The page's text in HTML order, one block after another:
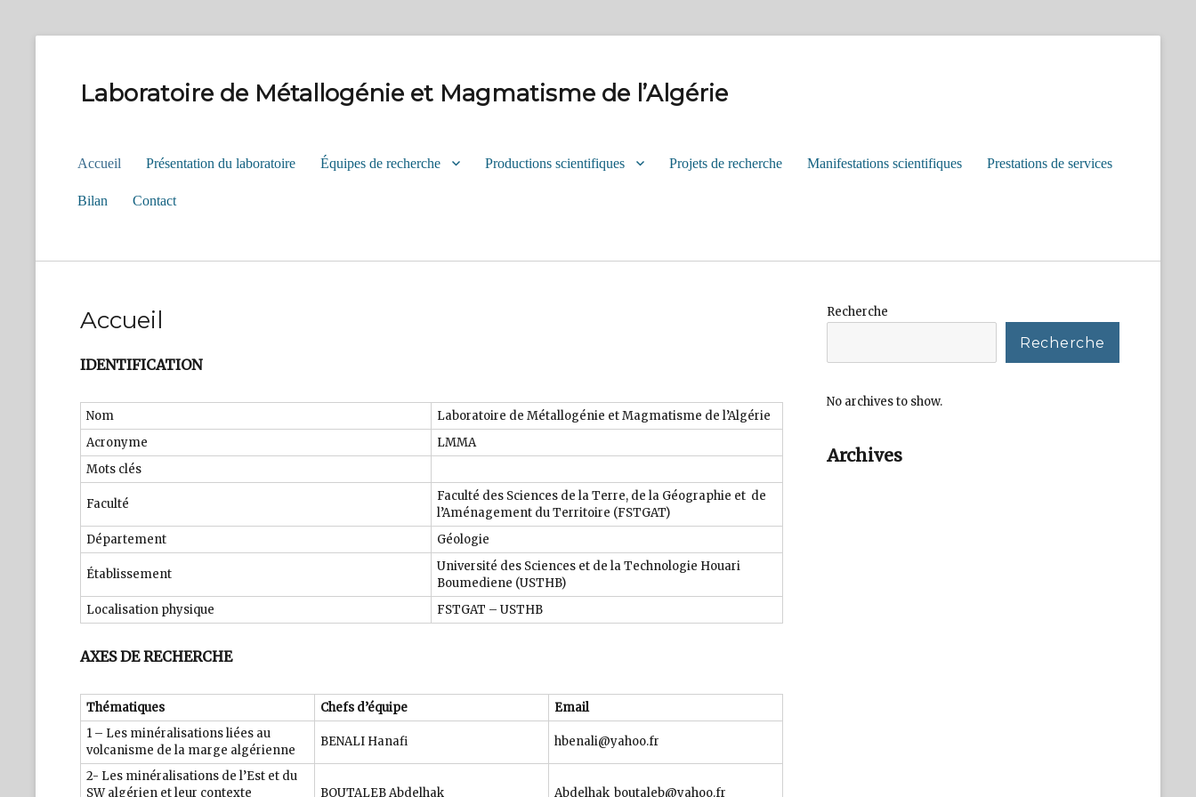
Laboratoire de Métallogénie et Magmatisme de l’Algérie
menu
Accueil Présentation du laboratoire Équipes de recherche Productions scientifiques Projets de recherche Manifestations scientifiques Prestations de services
Bilan Contact
Accueil
IDENTIFICATION
Nom
Laboratoire de Métallogénie et Magmatisme de l’Algérie
Acronyme
LMMA
Mots clés
Faculté
Faculté des Sciences de la Terre, de la Géographie et de
l’Aménagement du Territoire (FSTGAT)
Département
Géologie
Établissement
Université des Sciences et de la Technologie Houari
Boumediene (USTHB)
Localisation physique
FSTGAT – USTHB
AXES DE RECHERCHE
Thématiques Chefs d’équipe
Email
1 – Les minéralisations liées au
volcanisme de la marge algérienne
BENALI Hanafi hbenali@yahoo.fr
2- Les minéralisations de l’Est et du
SW algérien et leur contexte
BOUTALEB Abdelhak Abdelhak_boutaleb@yahoo.fr
Recherche
Recherche
No archives to show.
Archives